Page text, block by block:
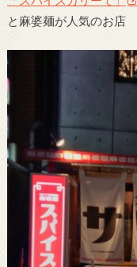
と麻婆麺が人気のお店